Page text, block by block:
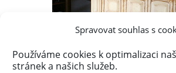
Spravovat souhlas s
Používáme cookies k optimalizaci
stránek a našich služeb.